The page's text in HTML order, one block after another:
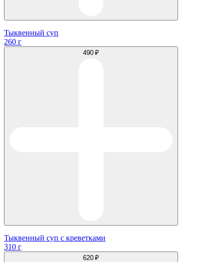
Тыквенный суп
260 г
490 ₽
Тыквенный суп с креветками
310 г
620 ₽